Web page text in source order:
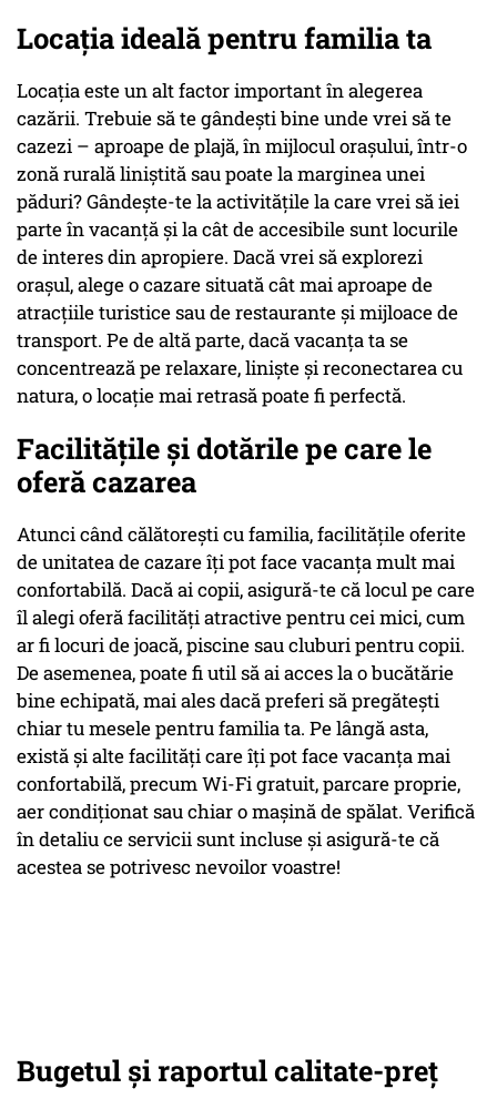
Locația ideală pentru familia ta
Locația este un alt factor important în alegerea
cazării. Trebuie să te gândești bine unde vrei să te
cazezi – aproape de plajă, în mijlocul orașului, într-o
zonă rurală liniștită sau poate la marginea unei
păduri? Gândește-te la activitățile la care vrei să iei
parte în vacanță și la cât de accesibile sunt locurile
de interes din apropiere. Dacă vrei să explorezi
orașul, alege o cazare situată cât mai aproape de
atracțiile turistice sau de restaurante și mijloace de
transport. Pe de altă parte, dacă vacanța ta se
concentrează pe relaxare, liniște și reconectarea cu
natura, o locație mai retrasă poate fi perfectă.
Facilitățile și dotările pe care le
oferă cazarea
Atunci când călătorești cu familia, facilitățile oferite
de unitatea de cazare îți pot face vacanța mult mai
confortabilă. Dacă ai copii, asigură-te că locul pe care
îl alegi oferă facilități atractive pentru cei mici, cum
ar fi locuri de joacă, piscine sau cluburi pentru copii.
De asemenea, poate fi util să ai acces la o bucătărie
bine echipată, mai ales dacă preferi să pregătești
chiar tu mesele pentru familia ta. Pe lângă asta,
există și alte facilități care îți pot face vacanța mai
confortabilă, precum Wi-Fi gratuit, parcare proprie,
aer condiționat sau chiar o mașină de spălat. Verifică
în detaliu ce servicii sunt incluse și asigură-te că
acestea se potrivesc nevoilor voastre!
Bugetul și raportul calitate-preț